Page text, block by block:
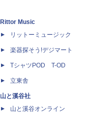
Rittor Music
リットーミュージック
楽器探そう!デジマート
TシャツPOD T-OD
立東舎
山と溪谷社
山と溪谷オンライン